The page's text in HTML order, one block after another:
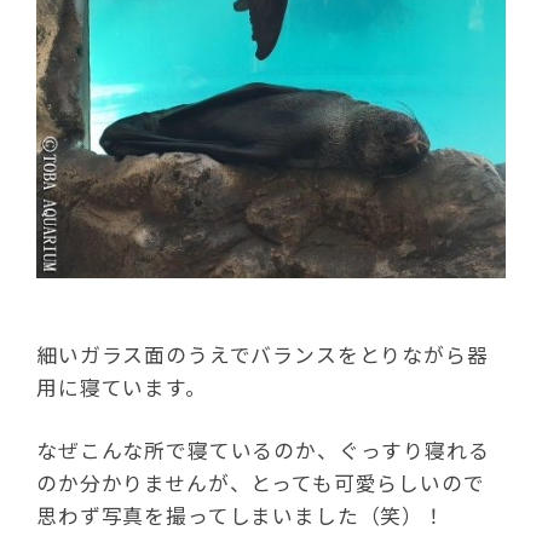
細いガラス面のうえでバランスをとりながら器
用に寝ています。
なぜこんな所で寝ているのか、ぐっすり寝れる
のか分かりませんが、とっても可愛らしいので
思わず写真を撮ってしまいました（笑）！